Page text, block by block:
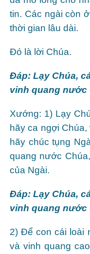
tin. Các ngài còn
thời gian lâu dài.
Ðó là lời Chúa.
Ðáp: Lạy Chúa,
vinh quang nước
Xướng: 1) Lạy
hãy ca ngợi
hãy chúc tụng
quang nước
của Ngài.
Ðáp: Lạy Chúa,
vinh quang nước
2) Ðể con cái loài
và vinh quang